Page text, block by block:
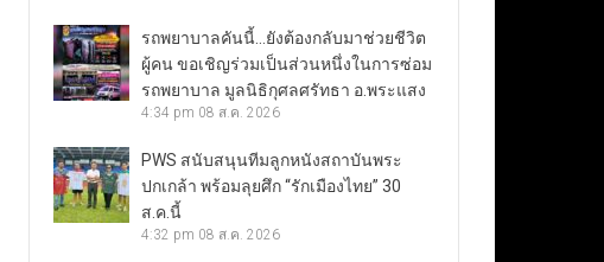
รถพยาบาลคันนี้…ยังต้องกลับมาช่วยชีวิต
ผู้คน ขอเชิญร่วมเป็นส่วนหนึ่งในการซ่อม
รถพยาบาล มูลนิธิกุศลศรัทธา อ.พระแสง
4:34 pm 08 ส.ค. 2026
PWS สนับสนุนทีมลูกหนังสถาบันพระ
ปกเกล้า พร้อมลุยศึก “รักเมืองไทย” 30
ส.ค.นี้
4:32 pm 08 ส.ค. 2026